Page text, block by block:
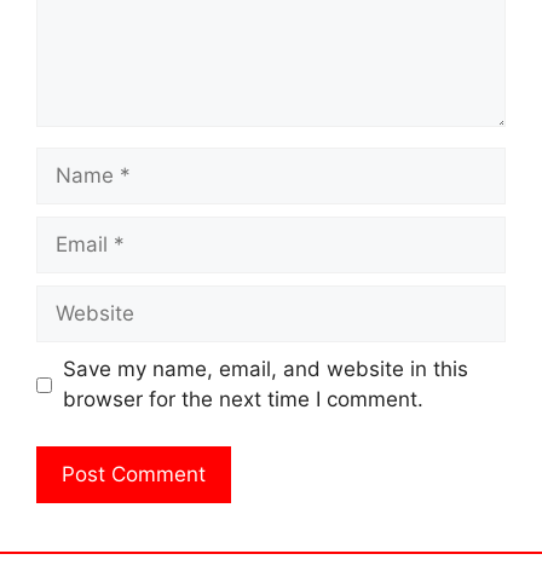
Name
Email
Website
Save my name, email, and website in this
browser for the next time I comment.